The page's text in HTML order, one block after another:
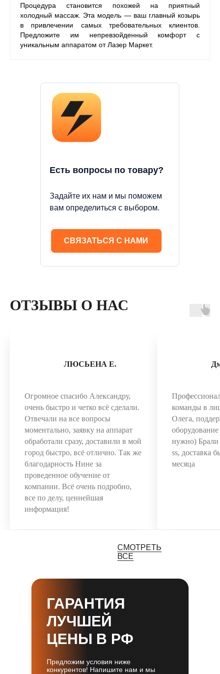
Процедура становится похожей на приятный
холодный массаж. Эта модель — ваш главный козырь
в привлечении самых требовательных клиентов.
Предложите им непревзойденный комфорт с
уникальным аппаратом от Лазер Маркет.
Есть вопросы по товару?
Задайте их нам и мы поможем
вам определиться с выбором.
СВЯЗАТЬСЯ С НАМИ
ОТЗЫВЫ О НАС
ЛЮСЬЕНА Е.
Огромное спасибо Александру,
очень быстро и четко всё сделали.
Отвечали на все вопросы
моментально, заявку на аппарат
обработали сразу, доставили в мой
город быстро, всё отлично. Так же
благодарность Нине за
проведенное обучение от
компании. Всё очень подробно,
все по делу, ценнейшая
информация!
команды в
Олега,
оборудование
нужно)
ss, доставка
месяца
СМОТРЕТЬ
ВСЕ
Предложим условия ниже
конкурентов! Напишите нам и мы
ГАРАНТИЯ
ЛУЧШЕЙ
ЦЕНЫ В РФ